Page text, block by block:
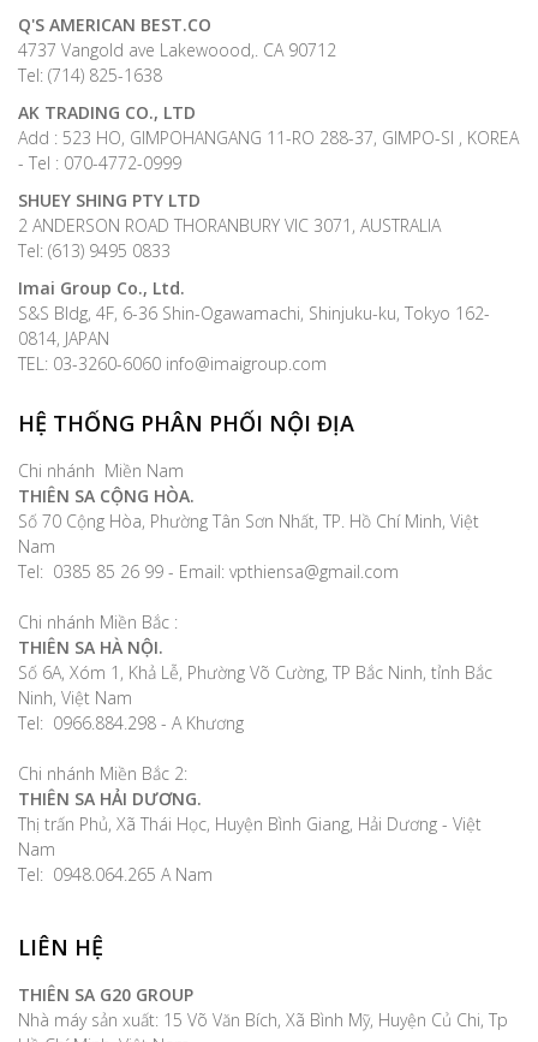
Q'S AMERICAN BEST.CO
4737 Vangold ave Lakewoood,. CA 90712
Tel: (714) 825-1638
AK TRADING CO., LTD
Add : 523 HO, GIMPOHANGANG 11-RO 288-37, GIMPO-SI , KOREA
- Tel : 070-4772-0999
SHUEY SHING PTY LTD
2 ANDERSON ROAD THORANBURY VIC 3071, AUSTRALIA
Tel: (613) 9495 0833
Imai Group Co., Ltd.
S&S Bldg, 4F, 6-36 Shin-Ogawamachi, Shinjuku-ku, Tokyo 162-
0814, JAPAN
TEL: 03-3260-6060 info@imaigroup.com
HỆ THỐNG PHÂN PHỐI NỘI ĐỊA
Chi nhánh Miền Nam
THIÊN SA CỘNG HÒA.
Số 70 Cộng Hòa, Phường Tân Sơn Nhất, TP. Hồ Chí Minh, Việt
Nam
Tel: 0385 85 26 99 - Email: vpthiensa@gmail.com
Chi nhánh Miền Bắc :
THIÊN SA HÀ NỘI.
Số 6A, Xóm 1, Khả Lễ, Phường Võ Cường, TP Bắc Ninh, tỉnh Bắc
Ninh, Việt Nam
Tel: 0966.884.298 - A Khương
Chi nhánh Miền Bắc 2:
THIÊN SA HẢI DƯƠNG.
Thị trấn Phủ, Xã Thái Học, Huyện Bình Giang, Hải Dương - Việt
Nam
Tel: 0948.064.265 A Nam
LIÊN HỆ
THIÊN SA G20 GROUP
Nhà máy sản xuất: 15 Võ Văn Bích, Xã Bình Mỹ, Huyện Củ Chi, Tp